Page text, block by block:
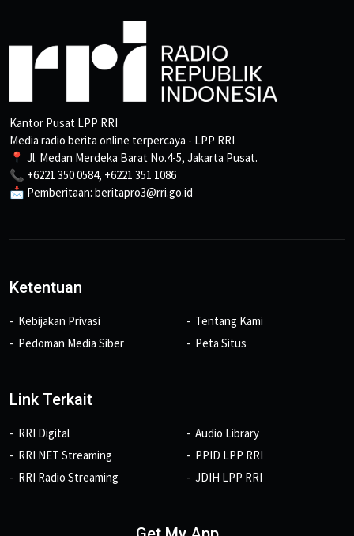
Kantor Pusat LPP RRI
Media radio berita online terpercaya - LPP RRI
📍 Jl. Medan Merdeka Barat No.4-5, Jakarta Pusat.
📞 +6221 350 0584, +6221 351 1086
📩 Pemberitaan: beritapro3@rri.go.id
Ketentuan
Kebijakan Privasi
Pedoman Media Siber
Tentang Kami
Peta Situs
Link Terkait
RRI Digital
RRI NET Streaming
RRI Radio Streaming
Audio Library
PPID LPP RRI
JDIH LPP RRI